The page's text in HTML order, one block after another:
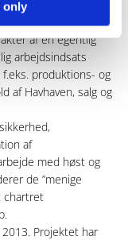
only
der tale om en
Vi er blevet
af en egentlig
arbejdsindsats
produktions- og
af Havhaven, salg og
af
med høst og
de ”menige
chartret
Projektet har